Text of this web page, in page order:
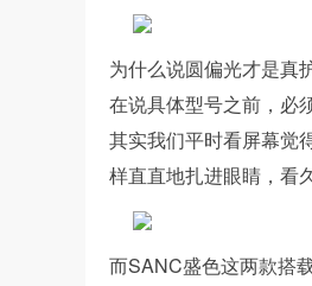
为什么说圆偏光才是真
在说具体型号之前，必
其实我们平时看屏幕觉
样直直地扎进眼睛，看
而SANC盛色这两款搭